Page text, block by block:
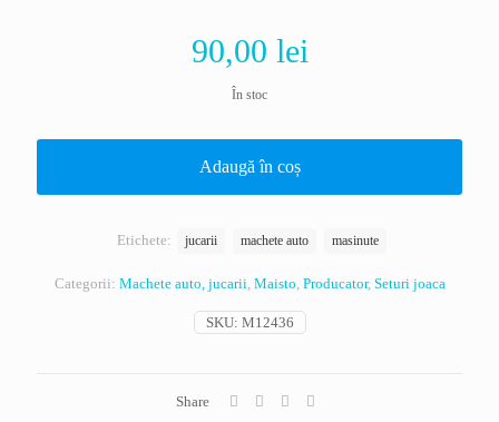
90,00 lei
În stoc
Adaugă în coș
SKU: M12436
Categorii: Machete auto, jucarii, Maisto, Producator, Seturi joaca
Etichete: jucarii machete auto masinute
Share